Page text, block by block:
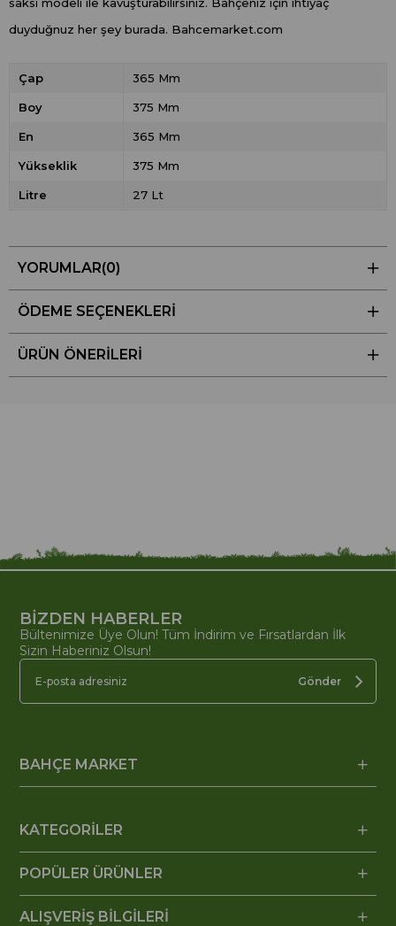
saksı modeli ile kavuşturabilirsiniz. Bahçeniz için ihtiyaç
duyduğnuz her şey burada. Bahcemarket.com
Çap 365 Mm
Boy 375 Mm
En 365 Mm
Yükseklik 375 Mm
Litre 27 Lt
YORUMLAR(0)
ÖDEME SEÇENEKLERI
ÜRÜN ÖNERILERI
BİZDEN HABERLER
Bültenimize Üye Olun! Tüm İndirim ve Fırsatlardan İlk
Sizin Haberiniz Olsun!
Gönder
BAHÇE MARKET
KATEGORİLER
POPÜLER ÜRÜNLER
ALIŞVERİŞ BİLGİLERİ